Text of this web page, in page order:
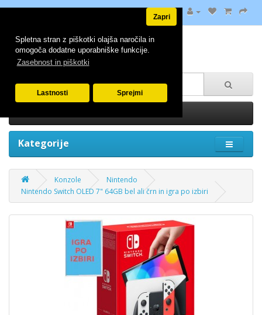
Spletna stran z piškotki olajša naročila in
omogoča dodatne uporabniške funkcije.
Zasebnost in piškotki
Zapri
Lastnosti Sprejmi
Kategorije
Konzole
Nintendo
Nintendo Switch OLED 7" 64GB bel ali črn in igra po izbiri